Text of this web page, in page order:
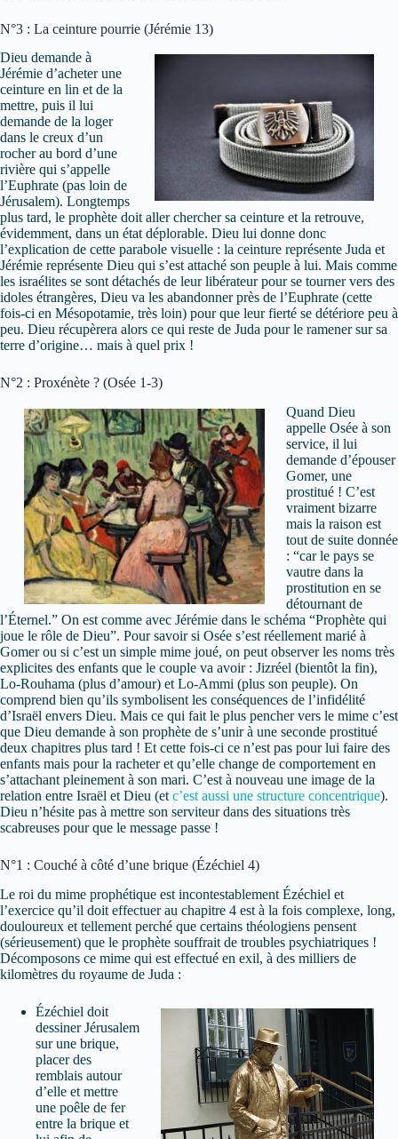
N°3 : La ceinture pourrie (Jérémie 13)
Dieu demande à
Jérémie d’acheter une
ceinture en lin et de la
mettre, puis il lui
demande de la loger
dans le creux d’un
rocher au bord d’une
rivière qui s’appelle
l’Euphrate (pas loin de
Jérusalem). Longtemps
plus tard, le prophète doit aller chercher sa ceinture et la retrouve,
évidemment, dans un état déplorable. Dieu lui donne donc
l’explication de cette parabole visuelle : la ceinture représente Juda et
Jérémie représente Dieu qui s’est attaché son peuple à lui. Mais comme
les israélites se sont détachés de leur libérateur pour se tourner vers des
idoles étrangères, Dieu va les abandonner près de l’Euphrate (cette
fois-ci en Mésopotamie, très loin) pour que leur fierté se détériore peu à
peu. Dieu récupèrera alors ce qui reste de Juda pour le ramener sur sa
terre d’origine… mais à quel prix !
N°2 : Proxénète ? (Osée 1-3)
Quand Dieu
appelle Osée à son
service, il lui
demande d’épouser
Gomer, une
prostitué ! C’est
vraiment bizarre
mais la raison est
tout de suite donnée
: “car le pays se
vautre dans la
prostitution en se
détournant de
l’Éternel.” On est comme avec Jérémie dans le schéma “Prophète qui
joue le rôle de Dieu”. Pour savoir si Osée s’est réellement marié à
Gomer ou si c’est un simple mime joué, on peut observer les noms très
explicites des enfants que le couple va avoir : Jizréel (bientôt la fin),
Lo-Rouhama (plus d’amour) et Lo-Ammi (plus son peuple). On
comprend bien qu’ils symbolisent les conséquences de l’infidélité
d’Israël envers Dieu. Mais ce qui fait le plus pencher vers le mime c’est
que Dieu demande à son prophète de s’unir à une seconde prostitué
deux chapitres plus tard ! Et cette fois-ci ce n’est pas pour lui faire des
enfants mais pour la racheter et qu’elle change de comportement en
s’attachant pleinement à son mari. C’est à nouveau une image de la
relation entre Israël et Dieu (et c’est aussi une structure concentrique).
Dieu n’hésite pas à mettre son serviteur dans des situations très
scabreuses pour que le message passe !
N°1 : Couché à côté d’une brique (Ézéchiel 4)
Le roi du mime prophétique est incontestablement Ézéchiel et
l’exercice qu’il doit effectuer au chapitre 4 est à la fois complexe, long,
douloureux et tellement perché que certains théologiens pensent
(sérieusement) que le prophète souffrait de troubles psychiatriques !
Décomposons ce mime qui est effectué en exil, à des milliers de
kilomètres du royaume de Juda :
Ézéchiel doit
dessiner Jérusalem
sur une brique,
placer des
remblais autour
d’elle et mettre
une poêle de fer
entre la brique et